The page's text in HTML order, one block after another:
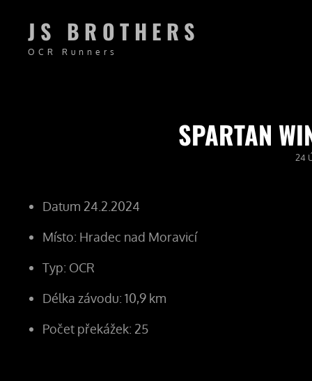
JS BROTHERS
OCR Runners
SPARTAN
24
Datum 24.2.2024
Místo: Hradec nad Moravicí
Typ: OCR
Délka závodu: 10,9 km
Počet překážek: 25